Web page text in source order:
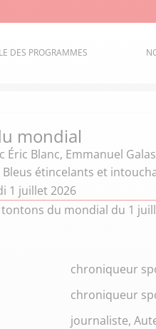
DES PROGRAMMES
mondial
Éric Blanc, Emmanuel
Bleus étincelants et
1 juillet 2026
du mondial du 1
chroniqueur
chroniqueur
journaliste,